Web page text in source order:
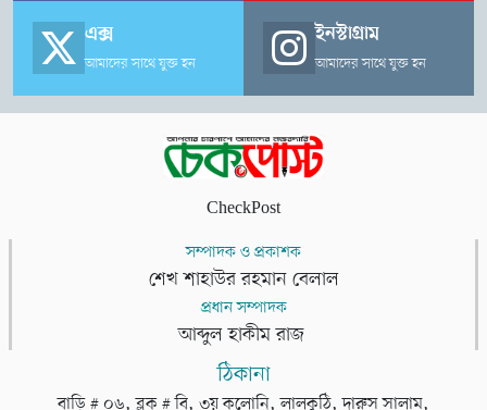
এক্স
আমাদের সাথে যুক্ত হন
ইনস্টাগ্রাম
আমাদের সাথে যুক্ত হন
CheckPost
সম্পাদক ও প্রকাশক
শেখ শাহাউর রহমান বেলাল
প্রধান সম্পাদক
আব্দুল হাকীম রাজ
ঠিকানা
বাড়ি # ০৬, ব্লক # বি, ৩য় কলোনি, লালকুঠি, দারুস সালাম,